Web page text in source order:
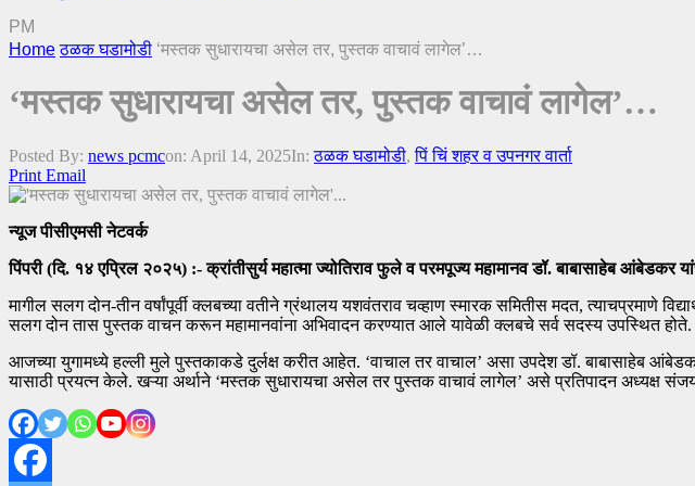
PM
Home ठळक घडामोडी ‘मस्तक सुधारायचा असेल तर, पुस्तक वाचावं लागेल’…
‘मस्तक सुधारायचा असेल तर, पुस्तक वाचावं लागेल’…
Posted By: news pcmcon: April 14, 2025In:ठळक घडामोडी,पिं चिं शहर व उपनगर वार्ता
Print Email
न्यूज पीसीएमसी नेटवर्क
पिंपरी (दि. १४ एप्रिल २०२५) :- क्रांतीसुर्य महात्मा ज्योतिराव फुले व परमपूज्य महामानव डॉ. बाबासाहेब
मागील सलग दोन-तीन वर्षांपूर्वी क्लबच्या वतीने ग्रंथालय यशवंतराव चव्हाण स्मारक समितीस मदत, त्याचप्रमाणे
सलग दोन तास पुस्तक वाचन करून महामानवांना अभिवादन करण्यात आले यावेळी क्लबचे सर्व सदस्य उपस्थित होते.
आजच्या युगामध्ये हल्ली मुले पुस्तकाकडे दुर्लक्ष करीत आहेत. ‘वाचाल तर वाचाल’ असा उपदेश डॉ. बाबासाहेब
यासाठी प्रयत्न केले. खऱ्या अर्थाने ‘मस्तक सुधारायचा असेल तर पुस्तक वाचावं लागेल’ असे प्रतिपादन अध्यक्ष